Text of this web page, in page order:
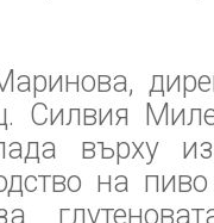
Силвия
върху
на